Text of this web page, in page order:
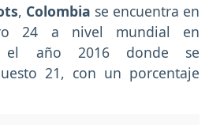
, Colombia se encuentra en
24 a nivel mundial en
el año 2016 donde se
21, con un porcentaje